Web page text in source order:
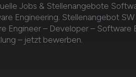
Jobs & Stellenangebote
Engineering. Stellenangebot SW
Engineer – Developer – Software
– jetzt bewerben.